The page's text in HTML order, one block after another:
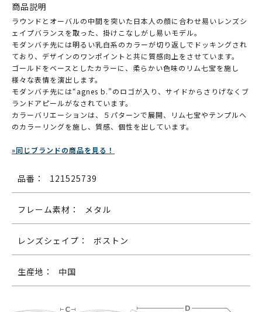
商品説明
ラウンドとオーバルの中間を突いた日本人の顔に合わせ易いレンズシ
ェイプバランスを取った、掛けこなしがし易いモデル。
モダンバチ先には明るい乳白系のカラーが切り返しでドッキングされ
ており、デザインのワンポイントと共に質感向上をさせています。
ゴールドをベースとしたカラーに、柔らかい色味のリム七宝を施し
様々な表情を演出します。
モダンバチ先には“agnes b.”のロゴが入り、サイドからさりげなくブ
ランドアピールがなされています。
カラーバリエーションは、５パターンで展開、リム七宝やテンプルへ
のカラーリングを施し、質感、個性を出しています。
»同じブランドの商品を見る！
品番： 121525739
フレーム素材： メタル
レンズシェイプ： ボストン
生産地： 中国